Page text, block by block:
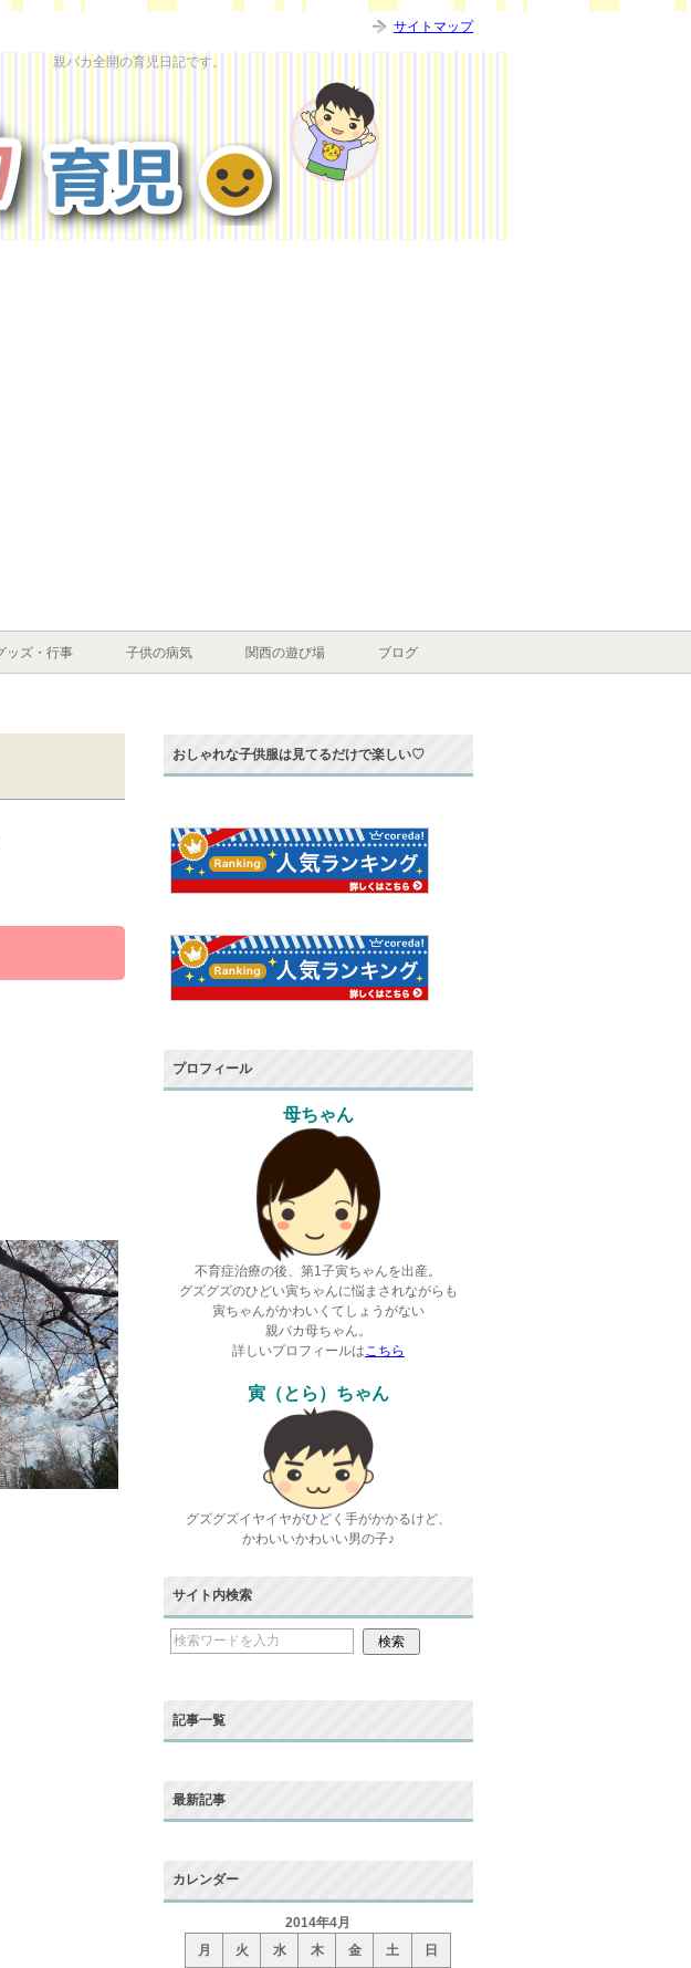
親バカ全開の育児日記です。
ッズ・行事 子供の病気 関西の遊び場 ブログ
おしゃれな子供服は見てるだけで楽しい♡
プロフィール
母ちゃん
不育症治療の後、第1子寅ちゃんを出産。
グズグズのひどい寅ちゃんに悩まされながらも
寅ちゃんがかわいくてしょうがない
親バカ母ちゃん。
詳しいプロフィールはこちら
寅（とら）ちゃん
グズグズイヤイヤがひどく手がかかるけど、
かわいいかわいい男の子♪
サイト内検索
記事一覧
最新記事
カレンダー
2014年4月
月
火 水 木 金 土 日
サイトマップ